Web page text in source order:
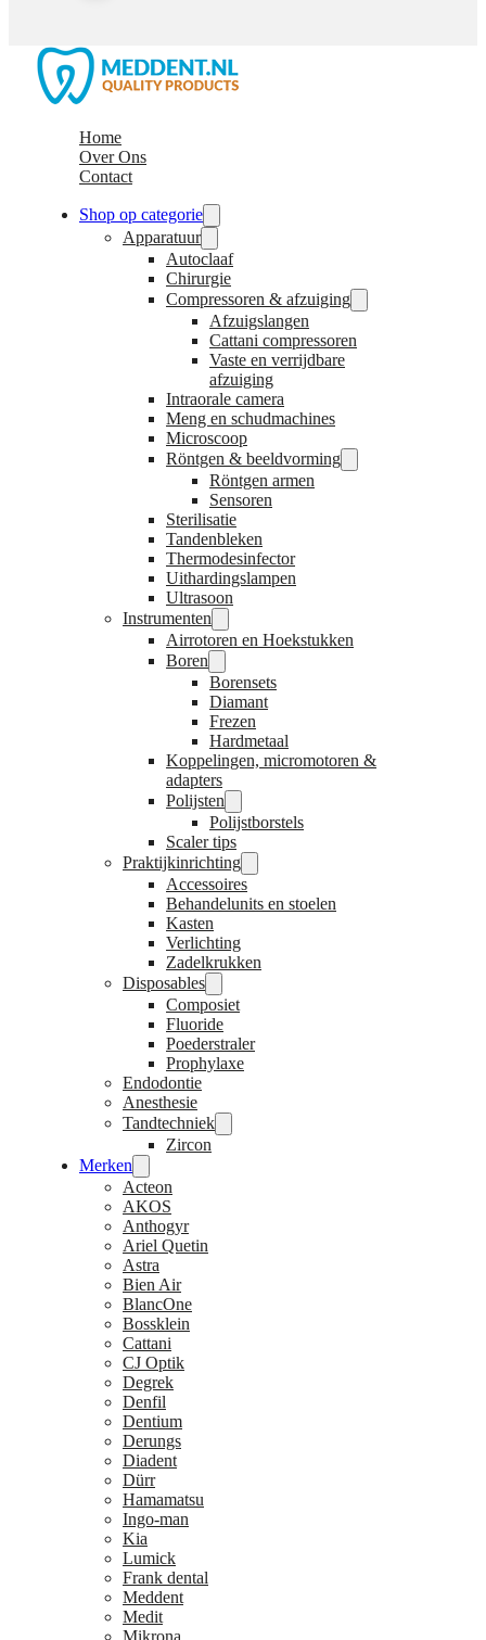
Home
Over Ons
Contact
Shop op categorie
Apparatuur
Autoclaaf
Chirurgie
Compressoren & afzuiging
Afzuigslangen
Cattani compressoren
Vaste en verrijdbare
afzuiging
Intraorale camera
Meng en schudmachines
Microscoop
Röntgen & beeldvorming
Röntgen armen
Sensoren
Sterilisatie
Tandenbleken
Thermodesinfector
Uithardingslampen
Ultrasoon
Instrumenten
Airrotoren en Hoekstukken
Boren
Borensets
Diamant
Frezen
Hardmetaal
Koppelingen, micromotoren &
adapters
Polijsten
Polijstborstels
Scaler tips
Praktijkinrichting
Accessoires
Behandelunits en stoelen
Kasten
Verlichting
Zadelkrukken
Disposables
Composiet
Fluoride
Poederstraler
Prophylaxe
Endodontie
Anesthesie
Tandtechniek
Zircon
Merken
Acteon
AKOS
Anthogyr
Ariel Quetin
Astra
Bien Air
BlancOne
Bossklein
Cattani
CJ Optik
Degrek
Denfil
Dentium
Derungs
Diadent
Dürr
Hamamatsu
Ingo-man
Kia
Lumick
Frank dental
Meddent
Medit
Mikrona